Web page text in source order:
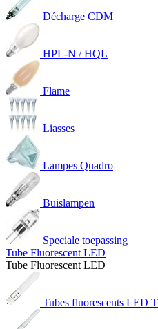
Décharge CDM
HPL-N / HQL
Flame
Liasses
Lampes Quadro
Buislampen
Speciale toepassing
Tube Fluorescent LED
Tube Fluorescent LED
Tubes fluorescents LED